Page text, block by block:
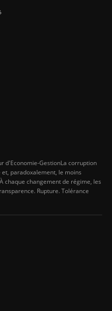
d'Economie-GestionLa corruption
paradoxalement, le moins
chaque changement de régime, les
Rupture. Tolérance